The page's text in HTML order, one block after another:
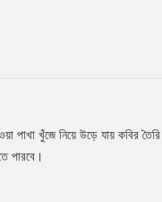
পাখা খুঁজে নিয়ে উড়ে যায় কবির তৈরি
পারবে।